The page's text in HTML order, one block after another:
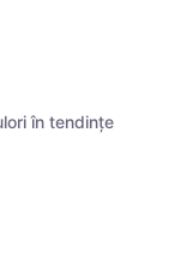
în tendințe